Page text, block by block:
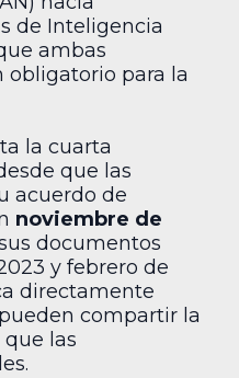
de Inteligencia
ambas
obligatorio para la
la cuarta
que las
acuerdo de
noviembre de
documentos
y febrero de
directamente
compartir la
las